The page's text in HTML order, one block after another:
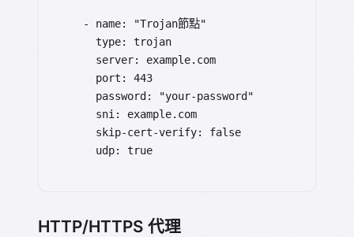
  - name: "Trojan節點"
    type: trojan
    server: example.com
    port: 443
    password: "your-password"
    sni: example.com
    skip-cert-verify: false
    udp: true
HTTP/HTTPS 代理